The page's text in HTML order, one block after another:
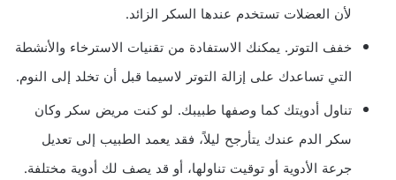
لأن العضلات تستخدم عندها السكر الزائد.
خفف التوتر. يمكنك الاستفادة من تقنيات الاسترخاء والأنشطة
التي تساعدك على إزالة التوتر لاسيما قبل أن تخلد إلى النوم.
تناول أدويتك كما وصفها طبيبك. لو كنت مريض سكر وكان
سكر الدم عندك يتأرجح ليلاً، فقد يعمد الطبيب إلى تعديل
جرعة الأدوية أو توقيت تناولها، أو قد يصف لك أدوية مختلفة.